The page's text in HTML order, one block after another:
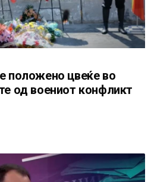
положено цвеќе во
од воениот конфликт